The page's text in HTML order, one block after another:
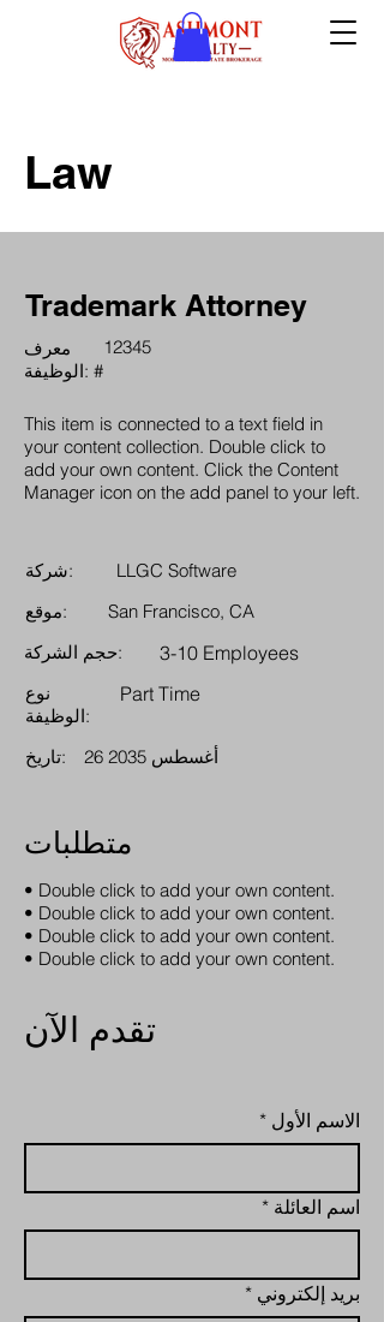
Law
Trademark Attorney
معرف
الوظيفة: #
12345
This item is connected to a text field in
your content collection. Double click to
add your own content. Click the Content
Manager icon on the add panel to your left.
شركة:
LLGC Software
موقع:
San Francisco, CA
حجم الشركة:
3-10 Employees
نوع
الوظيفة:
Part Time
تاريخ: 26 أغسطس 2035
متطلبات
• Double click to add your own content.
• Double click to add your own content.
• Double click to add your own content.
• Double click to add your own content.
تقدم الآن
الاسم الأول *
اسم العائلة *
بريد إلكتروني *